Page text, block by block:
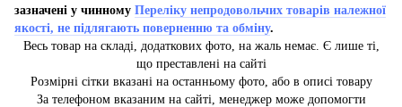
зазначені у чинному Переліку непродовольчих товарів належної
якості, не підлягають поверненню та обміну.
Весь товар на складі, додаткових фото, на жаль немає. Є лише ті,
що преставлені на сайті
Розмірні сітки вказані на останньому фото, або в описі товару
За телефоном вказаним на сайті, менеджер може допомогти